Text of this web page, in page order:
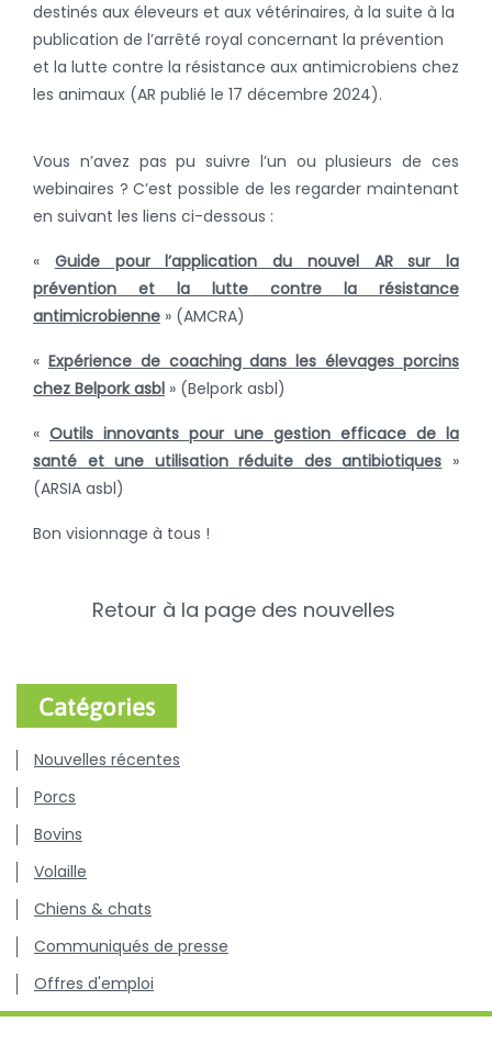
destinés aux éleveurs et aux vétérinaires, à la suite à la
publication de l’arrêté royal concernant la prévention
et la lutte contre la résistance aux antimicrobiens chez
les animaux (AR publié le 17 décembre 2024).
Vous n’avez pas pu suivre l’un ou plusieurs de ces
webinaires ? C’est possible de les regarder maintenant
en suivant les liens ci-dessous :
« Guide pour l’application du nouvel AR sur la
prévention et la lutte contre la résistance
antimicrobienne » (AMCRA)
« Expérience de coaching dans les élevages porcins
chez Belpork asbl » (Belpork asbl)
« Outils innovants pour une gestion efficace de la
santé et une utilisation réduite des antibiotiques »
(ARSIA asbl)
Bon visionnage à tous !
Retour à la page des nouvelles
Catégories
Nouvelles récentes
Porcs
Bovins
Volaille
Chiens & chats
Communiqués de presse
Offres d'emploi